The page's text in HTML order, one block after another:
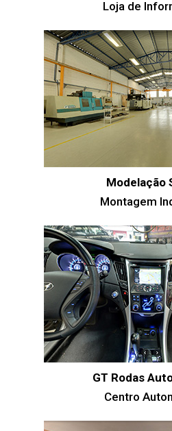
Loja de
Modelação
Montagem
GT Rodas
Centro